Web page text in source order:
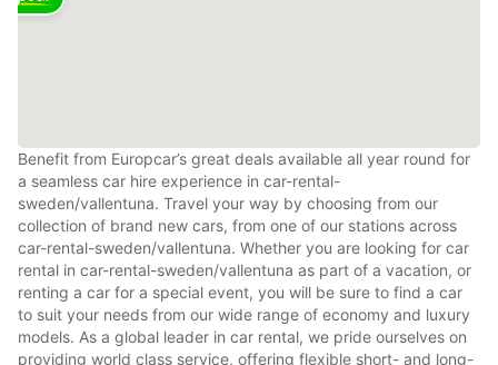
Benefit from Europcar’s great deals available all year round for
a seamless car hire experience in car-rental-
sweden/vallentuna. Travel your way by choosing from our
collection of brand new cars, from one of our stations across
car-rental-sweden/vallentuna. Whether you are looking for car
rental in car-rental-sweden/vallentuna as part of a vacation, or
renting a car for a special event, you will be sure to find a car
to suit your needs from our wide range of economy and luxury
models. As a global leader in car rental, we pride ourselves on
providing world class service, offering flexible short- and long-